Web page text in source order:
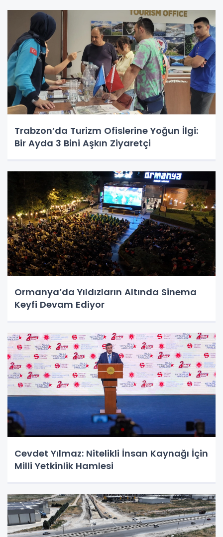
Trabzon’da Turizm Ofislerine Yoğun İlgi:
Bir Ayda 3 Bini Aşkın Ziyaretçi
Ormanya’da Yıldızların Altında Sinema
Keyfi Devam Ediyor
Cevdet Yılmaz: Nitelikli İnsan Kaynağı İçin
Milli Yetkinlik Hamlesi